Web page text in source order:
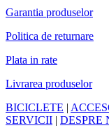
Garantia produselor
Politica de returnare
Plata in rate
Livrarea produselor
BICICLETE |
SERVICII | DESPRE